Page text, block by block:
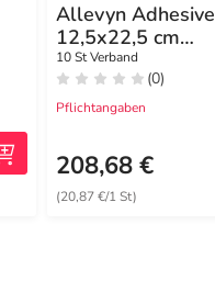
Allevyn Adhesive
12,5x22,5 cm
haftende
Wundauflage
10 St Verband
(0)
Pflichtangaben
208,68 €
(20,87 €/1 St)